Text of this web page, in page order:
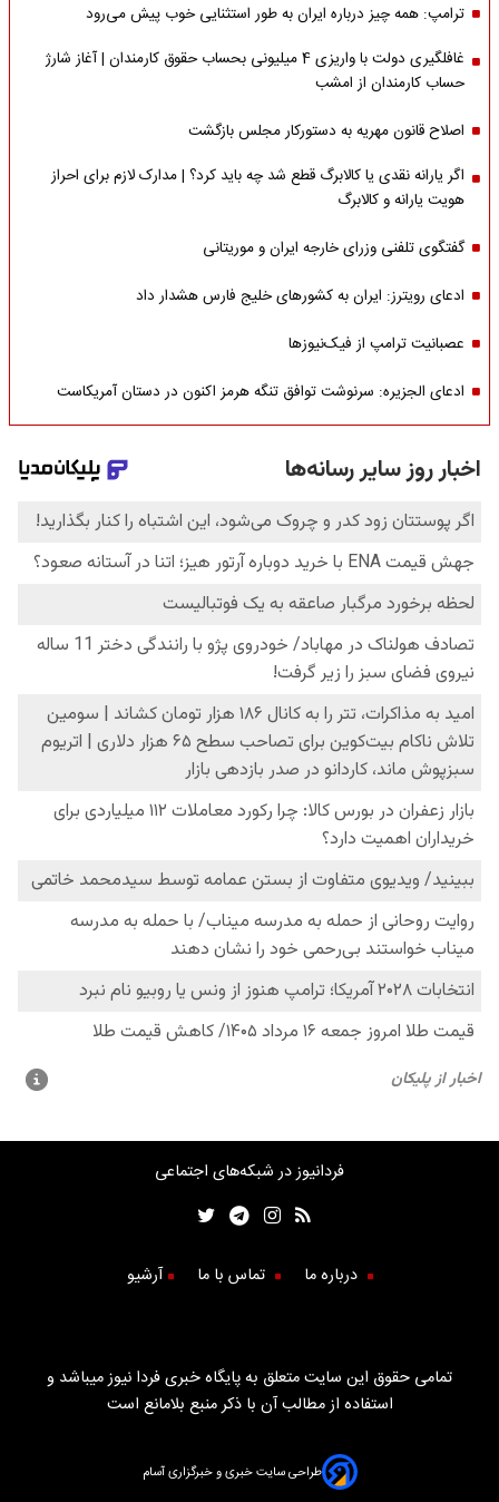
ترامپ: همه چیز درباره ایران به طور استثنایی خوب پیش می‌رود
غافلگیری دولت با واریزی 4 میلیونی بحساب حقوق کارمندان | آغاز شارژ
حساب کارمندان از امشب
اصلاح قانون مهریه به دستورکار مجلس بازگشت
اگر یارانه نقدی یا کالابرگ قطع شد چه باید کرد؟ | مدارک لازم برای احراز
هویت یارانه و کالابرگ
گفتگوی تلفنی وزرای خارجه ایران و موریتانی
ادعای رویترز: ایران به کشورهای خلیج فارس هشدار داد
عصبانیت ترامپ از فیک‌نیوزها
ادعای الجزیره: سرنوشت توافق تنگه هرمز اکنون در دستان آمریکاست
فردانیوز در شبکه‌های اجتماعی
درباره ما تماس با ما آرشیو
تمامی حقوق این سایت متعلق به پایگاه خبری فردا نیوز میباشد و
استفاده از مطالب آن با ذکر منبع بلامانع است
طراحی سایت خبری و خبرگزاری آسام